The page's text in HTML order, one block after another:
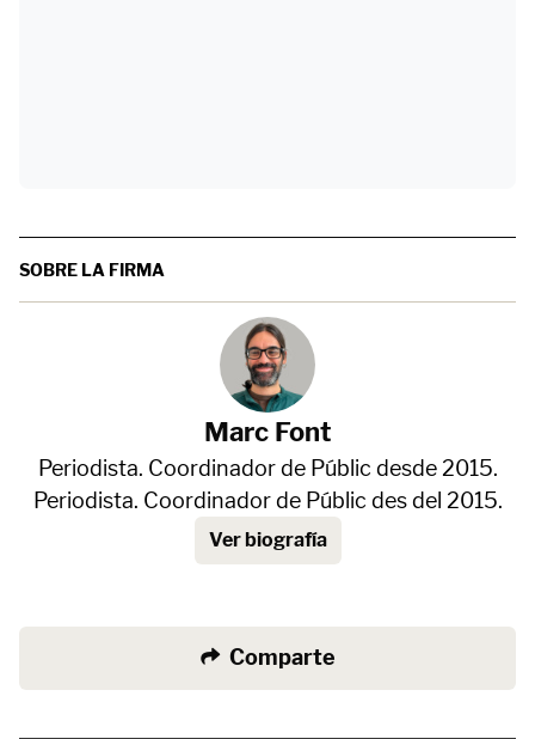
SOBRE LA FIRMA
Marc Font
Periodista. Coordinador de Públic desde 2015.
Periodista. Coordinador de Públic des del 2015.
Ver biografía
Comparte